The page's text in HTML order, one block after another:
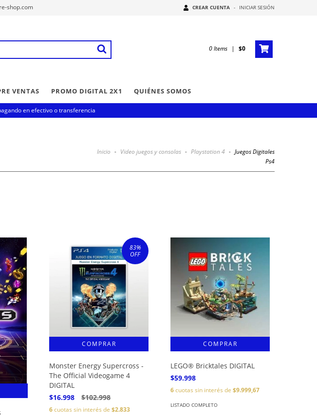
shop.com CREAR CUENTA - INICIAR SESIÓN
0Items | $0
VENTAS PROMO DIGITAL 2X1 QUIÉNES SOMOS
en efectivo o transferencia
Inicio - Video juegos y consolas - Playstation 4 - Juegos Digitales
Ps4
83%
OFF
Monster Energy Supercross -
The Official Videogame 4
DIGITAL
$16.998
$102.998
6cuotas sin interés de$2.833
LEGO® Bricktales DIGITAL
$59.998
6cuotas sin interés de$9.999,67
LISTADO COMPLETO